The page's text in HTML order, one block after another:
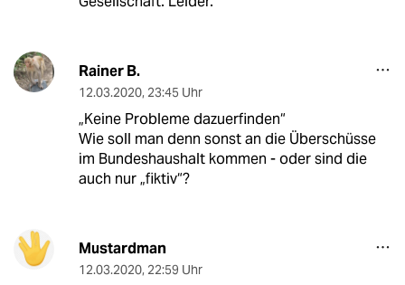
Rainer B.
12.03.2020, 23:45 Uhr
„Keine Probleme dazuerfinden“
Wie soll man denn sonst an die Überschüsse
im Bundeshaushalt kommen - oder sind die
auch nur „fiktiv“?
Mustardman
12.03.2020, 22:59 Uhr